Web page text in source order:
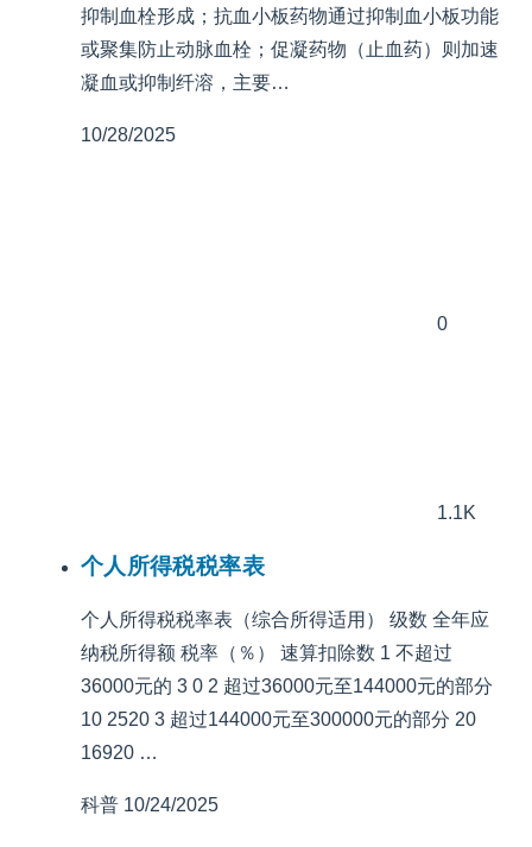
抑制血栓形成；抗血小板药物通过抑制血小板功能
或聚集防止动脉血栓；促凝药物（止血药）则加速
凝血或抑制纤溶，主要…
10/28/2025
0
1.1K
个人所得税税率表
个人所得税税率表（综合所得适用） 级数 全年应
纳税所得额 税率（％） 速算扣除数 1 不超过
36000元的 3 0 2 超过36000元至144000元的部分
10 2520 3 超过144000元至300000元的部分 20
16920 …
科普 10/24/2025